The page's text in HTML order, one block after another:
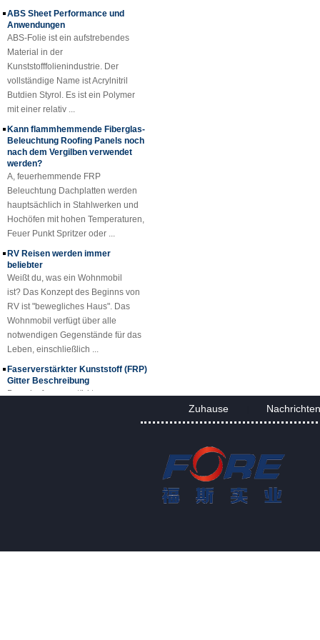
verstärkte Plastik
Rod Tube Channel
Beam FRP-Profile
Gel-beschichtetes
transparentes
glasfaserverstärktes
Kunststoff-FRP-
Dachblech
SMC BMC
Fiberglas Resin
Composite FRP
glänzende Oberfläche.
Anwendungen
ABS-Folie ist ein aufstrebendes
Material in der
Kunststofffolienindustrie. Der
vollständige Name ist Acrylnitril
Butdien Styrol. Es ist ein Polymer
mit einer relativ ...
Beleuchtung Roofing Panels noch
nach dem Vergilben verwendet
werden?
A, feuerhemmende FRP
Beleuchtung Dachplatten werden
hauptsächlich in Stahlwerken und
Hochöfen mit hohen Temperaturen,
Feuer Punkt Spritzer oder ...
beliebter
Weißt du, was ein Wohnmobil
ist? Das Konzept des Beginns von
RV ist "bewegliches Haus". Das
Wohnmobil verfügt über alle
notwendigen Gegenstände für das
Leben, einschließlich ...
Gitter Beschreibung
Das glasfaserverstärkte
Kunststoffgitter (FRP) ist ein
Buntmetalle. Das Fiberglasgitter
Zuhause Nachrichten